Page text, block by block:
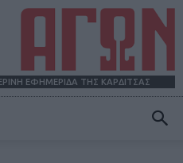
ΕΦΗΜΕΡΙΔΑ ΤΗΣ ΚΑΡΔΙΤΣΑΣ